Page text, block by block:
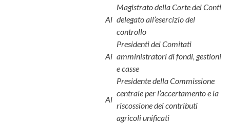
Al
Magistrato della Corte dei Conti
delegato all’esercizio del
controllo
Ai
Presidenti dei Comitati
amministratori di fondi, gestioni
e casse
Al
Presidente della Commissione
centrale per l’accertamento e la
riscossione dei contributi
agricoli unificati